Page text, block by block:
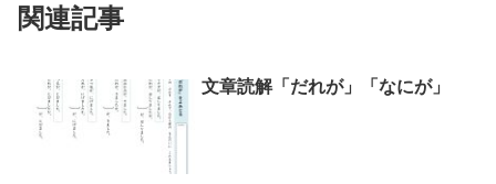
関連記事
文章読解「だれが」「なにが」